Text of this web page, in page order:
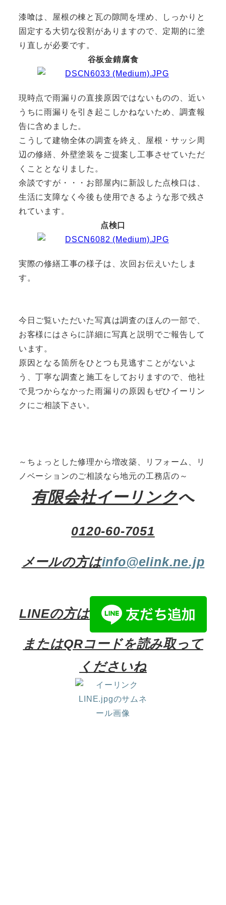
漆喰は、屋根の棟と瓦の隙間を埋め、しっかりと
固定する大切な役割がありますので、定期的に塗
り直しが必要です。
谷板金錆腐食
現時点で雨漏りの直接原因ではないものの、近い
うちに雨漏りを引き起こしかねないため、調査報
告に含めました。
こうして建物全体の調査を終え、屋根・サッシ周
辺の修繕、外壁塗装をご提案し工事させていただ
くこととなりました。
余談ですが・・・お部屋内に新設した点検口は、
生活に支障なく今後も使用できるような形で残さ
れています。
点検口
実際の修繕工事の様子は、次回お伝えいたしま
す。
今日ご覧いただいた写真は調査のほんの一部で、
お客様にはさらに詳細に写真と説明でご報告して
います。
原因となる箇所をひとつも見逃すことがないよ
う、丁寧な調査と施工をしておりますので、他社
で見つからなかった雨漏りの原因もぜひイーリン
クにご相談下さい。
～ちょっとした修理から増改築、リフォーム、リ
ノベーションのご相談なら地元の工務店の～
有限会社イーリンクへ
0120-60-7051
メールの方はinfo@elink.ne.jp
LINEの方は
またはQRコードを読み取って
くださいね